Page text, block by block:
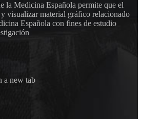
la Medicina Española permite que el
visualizar material gráfico relacionado
Española con fines de estudio
a new tab